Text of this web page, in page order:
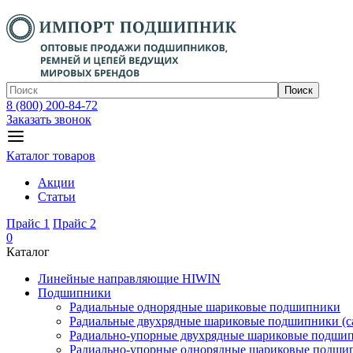
Поиск
8 (800) 200-84-72
Заказать звонок
Каталог товаров
Акции
Статьи
Прайс 1 Прайс 2
0
Каталог
Линейные направляющие HIWIN
Подшипники
Радиальные однорядные шариковые подшипники
Радиальные двухрядные шариковые подшипники
Радиально-упорные двухрядные шариковые
Радиально-упорные однорядные шариковые